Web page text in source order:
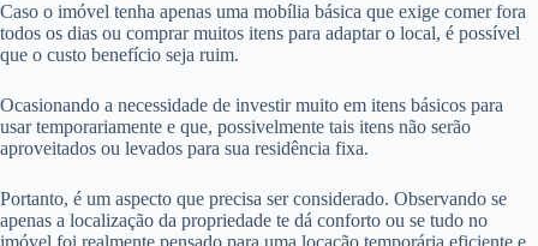
Caso o imóvel tenha apenas uma mobília básica que exige comer fora
todos os dias ou comprar muitos itens para adaptar o local, é possível
que o custo benefício seja ruim.
Ocasionando a necessidade de investir muito em itens básicos para
usar temporariamente e que, possivelmente tais itens não serão
aproveitados ou levados para sua residência fixa.
Portanto, é um aspecto que precisa ser considerado. Observando se
apenas a localização da propriedade te dá conforto ou se tudo no